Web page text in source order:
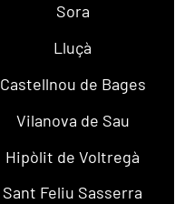
Sora
Lluçà
Castellnou de Bages
Vilanova de Sau
Hipòlit de Voltregà
Sant Feliu Sasserra